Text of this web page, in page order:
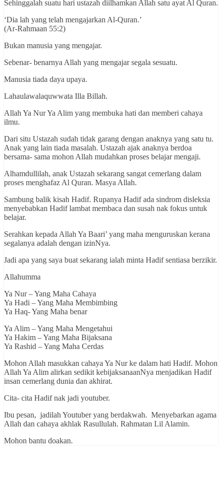
Sehinggalah suatu hari ustazah diilhamkan Allah satu ayat Al Quran.
‘Dia lah yang telah mengajarkan Al-Quran.’
(Ar-Rahmaan 55:2)
Bukan manusia yang mengajar.
Sebenar- benarnya Allah yang mengajar segala sesuatu.
Manusia tiada daya upaya.
Lahaulawalaquwwata Illa Billah.
Allah Ya Nur Ya Alim yang membuka hati dan memberi cahaya
ilmu.
Dari situ Ustazah sudah tidak garang dengan anaknya yang satu tu.
Anak yang lain tiada masalah. Ustazah ajak anaknya berdoa
bersama- sama mohon Allah mudahkan proses belajar mengaji.
Alhamdullilah, anak Ustazah sekarang sangat cemerlang dalam
proses menghafaz Al Quran. Masya Allah.
Sambung balik kisah Hadif. Rupanya Hadif ada sindrom disleksia
menyebabkan Hadif lambat membaca dan susah nak fokus untuk
belajar.
Serahkan kepada Allah Ya Baari’ yang maha menguruskan kerana
segalanya adalah dengan izinNya.
Jadi apa yang saya buat sekarang ialah minta Hadif sentiasa berzikir.
Allahumma
Ya Nur – Yang Maha Cahaya
Ya Hadi – Yang Maha Membimbing
Ya Haq- Yang Maha benar
Ya Alim – Yang Maha Mengetahui
Ya Hakim – Yang Maha Bijaksana
Ya Rashid – Yang Maha Cerdas
Mohon Allah masukkan cahaya Ya Nur ke dalam hati Hadif. Mohon
Allah Ya Alim alirkan sedikit kebijaksanaanNya menjadikan Hadif
insan cemerlang dunia dan akhirat.
Cita- cita Hadif nak jadi youtuber.
Ibu pesan, jadilah Youtuber yang berdakwah. Menyebarkan agama
Allah dan cahaya akhlak Rasullulah. Rahmatan Lil Alamin.
Mohon bantu doakan.